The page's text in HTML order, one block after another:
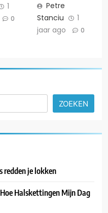
1
0
Petre
Stanciu
1
jaar ago
0
ZOEKEN
redden je lokken
Halskettingen Mijn Dag